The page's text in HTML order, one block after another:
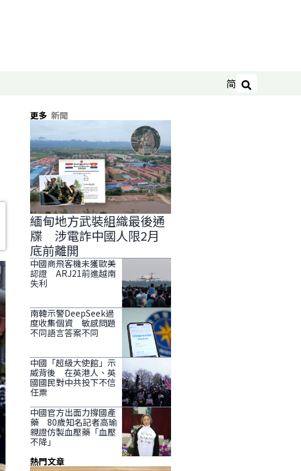
简 搜尋
更多 新聞
緬甸地方武裝組織最後通
牒 涉電詐中國人限2月
底前離開
中國商飛客機未獲歐美
認證 ARJ21前進越南
失利
南韓示警DeepSeek過
度收集個資 敏感問題
不同語言答案不同
中國「超級大使館」示
威背後 在英港人、英
國國民對中共投下不信
任票
中國官方出面力撐國產
藥 80歲知名記者高瑜
親證仿製血壓藥「血壓
不降」
熱門文章